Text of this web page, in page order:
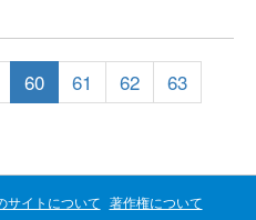
60 61 62
63
サイトについて 著作権について